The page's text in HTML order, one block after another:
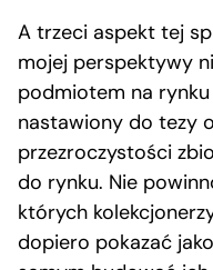
A trzeci aspekt tej
mojej perspektywy
podmiotem na
nastawiony do tezy
przezroczystości
do rynku. Nie
których
dopiero pokazać